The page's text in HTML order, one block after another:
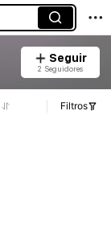
Seguir
2 Seguidores
Filtros